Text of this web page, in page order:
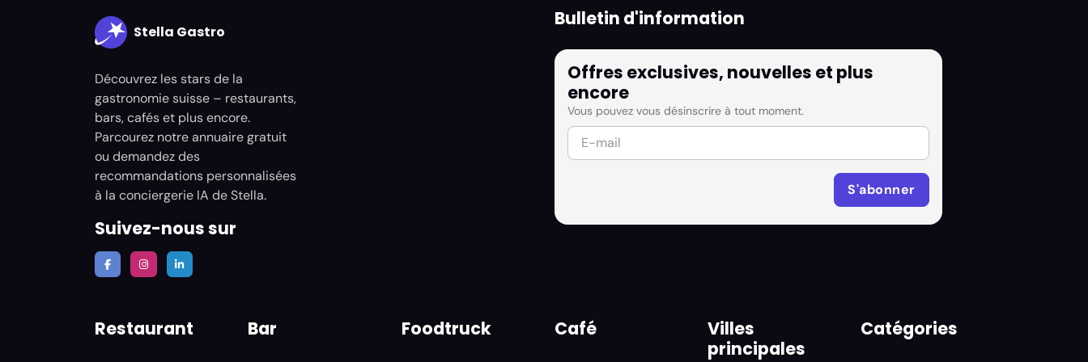
Stella Gastro
Découvrez les stars de la
gastronomie suisse – restaurants,
bars, cafés et plus encore.
Parcourez notre annuaire gratuit
ou demandez des
recommandations personnalisées
à la conciergerie IA de Stella.
Suivez-nous sur
Bulletin d'information
Offres exclusives, nouvelles et plus
encore
Vous pouvez vous désinscrire à tout moment.
Restaurant Bar Foodtruck Café
Villes
principales
Catégories